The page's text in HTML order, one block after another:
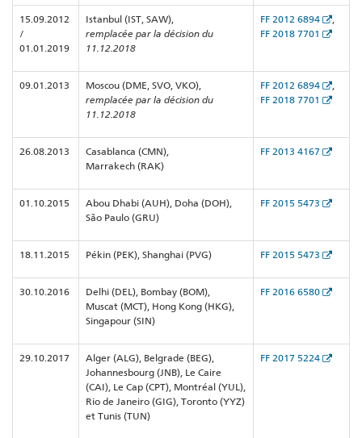
15.09.2012
/
01.01.2019
Istanbul (IST, SAW),
remplacée par la décision du
11.12.2018
FF 2012 6894
FF 2018 7701
09.01.2013
Moscou (DME, SVO, VKO),
remplacée par la décision du
11.12.2018
FF 2012 6894
FF 2018 7701
26.08.2013
Casablanca (CMN),
Marrakech (RAK)
FF 2013 4167
01.10.2015
Abou Dhabi (AUH), Doha (DOH),
São Paulo (GRU)
FF 2015 5473
18.11.2015 Pékin (PEK), Shanghai (PVG) FF 2015 5473
30.10.2016
Delhi (DEL), Bombay (BOM),
Muscat (MCT), Hong Kong (HKG),
Singapour (SIN)
FF 2016 6580
29.10.2017
Alger (ALG), Belgrade (BEG),
Johannesbourg (JNB), Le Caire
(CAI), Le Cap (CPT), Montréal (YUL),
Rio de Janeiro (GIG), Toronto (YYZ)
et Tunis (TUN)
FF 2017 5224